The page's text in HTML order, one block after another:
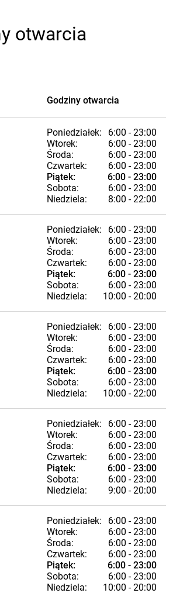
otwarcia
Godziny otwarcia
Poniedziałek:
6:00 - 23:00
Wtorek:
6:00 - 23:00
Środa:
6:00 - 23:00
Czwartek:
6:00 - 23:00
Piątek:
6:00 - 23:00
Sobota:
6:00 - 23:00
Niedziela:
8:00 - 22:00
Poniedziałek:
6:00 - 23:00
Wtorek:
6:00 - 23:00
Środa:
6:00 - 23:00
Czwartek:
6:00 - 23:00
Piątek:
6:00 - 23:00
Sobota:
6:00 - 23:00
Niedziela:
10:00 - 20:00
Poniedziałek:
6:00 - 23:00
Wtorek:
6:00 - 23:00
Środa:
6:00 - 23:00
Czwartek:
6:00 - 23:00
Piątek:
6:00 - 23:00
Sobota:
6:00 - 23:00
Niedziela:
10:00 - 22:00
Poniedziałek:
6:00 - 23:00
Wtorek:
6:00 - 23:00
Środa:
6:00 - 23:00
Czwartek:
6:00 - 23:00
Piątek:
6:00 - 23:00
Sobota:
6:00 - 23:00
Niedziela:
9:00 - 20:00
Poniedziałek:
6:00 - 23:00
Wtorek:
6:00 - 23:00
Środa:
6:00 - 23:00
Czwartek:
6:00 - 23:00
Piątek:
6:00 - 23:00
Sobota:
6:00 - 23:00
Niedziela:
10:00 - 20:00